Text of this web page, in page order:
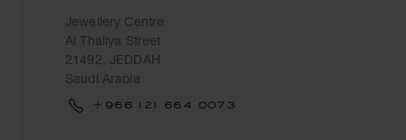
Jewellery Centre
Al Thaliya Street
21492, JEDDAH
Saudi Arabia
+966 (2) 664 0073